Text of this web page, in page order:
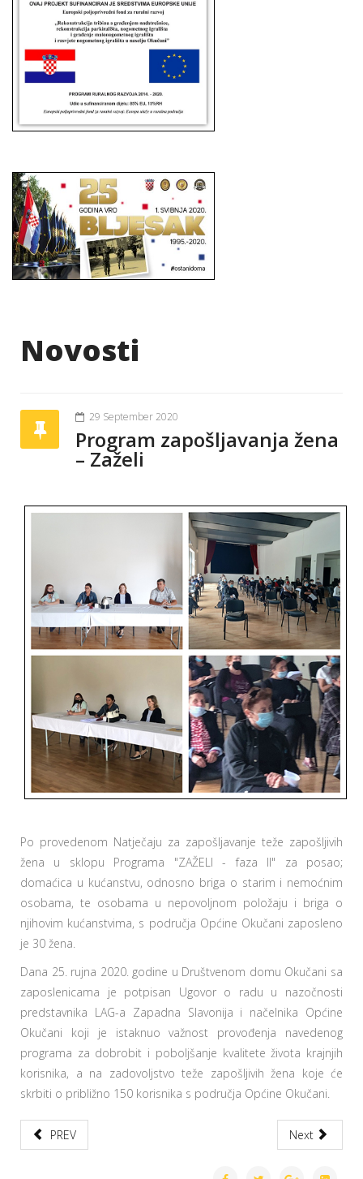
Novosti
29 September 2020
Program zapošljavanja žena
– Zaželi
Po provedenom Natječaju za zapošljavanje teže zapošljivih
žena u sklopu Programa "ZAŽELI - faza II" za posao;
domaćica u kućanstvu, odnosno briga o starim i nemoćnim
osobama, te osobama u nepovoljnom položaju i briga o
njihovim kućanstvima, s područja Općine Okučani zaposleno
je 30 žena.
Dana 25. rujna 2020. godine u Društvenom domu Okučani sa
zaposlenicama je potpisan Ugovor o radu u nazočnosti
predstavnika LAG-a Zapadna Slavonija i načelnika Općine
Okučani koji je istaknuo važnost provođenja navedenog
programa za dobrobit i poboljšanje kvalitete života krajnjih
korisnika, a na zadovoljstvo teže zapošljivih žena koje će
skrbiti o približno 150 korisnika s područja Općine Okučani.
PREV Next